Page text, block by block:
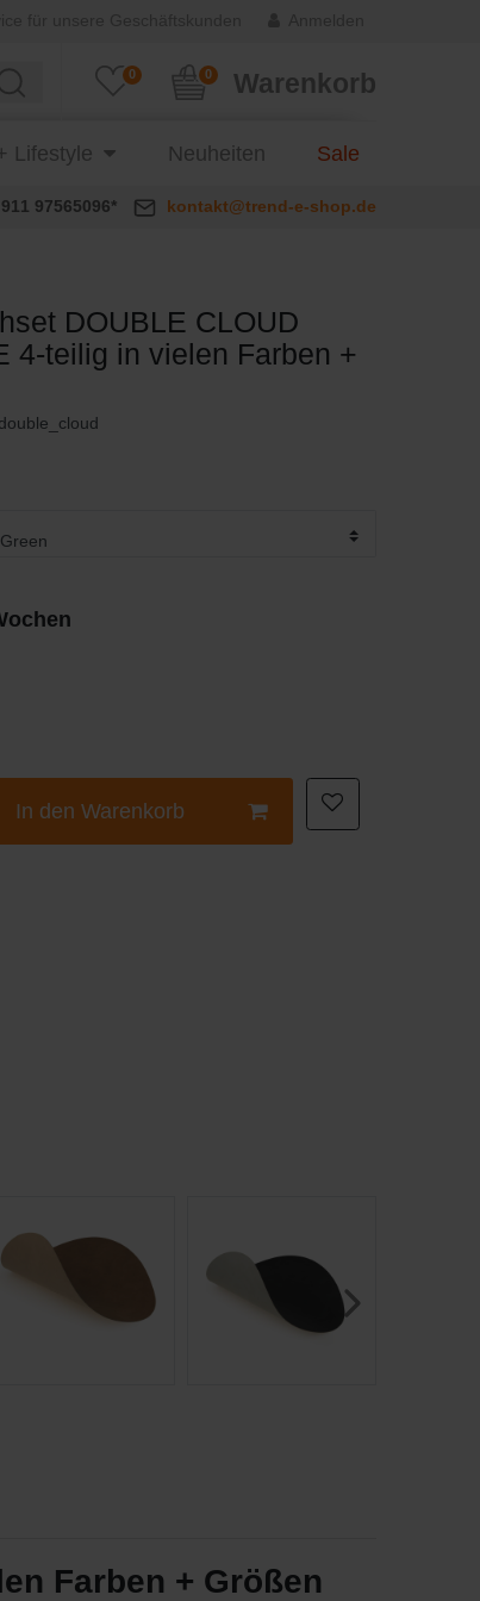
0 Warenkorb
0
Lifestyle Neuheiten Sale
97565096* kontakt@trend-e-shop.de
DOUBLE CLOUD
4-teilig in vielen Farben +
In den Warenkorb
Farben + Größen